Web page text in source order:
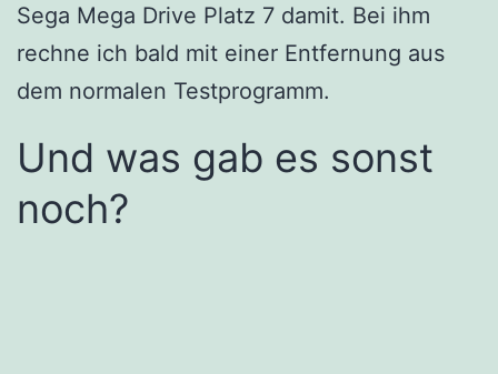
Sega Mega Drive Platz 7 damit. Bei ihm
rechne ich bald mit einer Entfernung aus
dem normalen Testprogramm.
Und was gab es sonst
noch?